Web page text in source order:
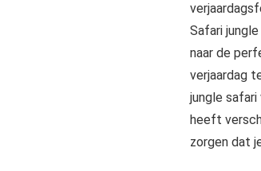
Safari
naar de
verjaardag
jungle
heeft
zorgen dat